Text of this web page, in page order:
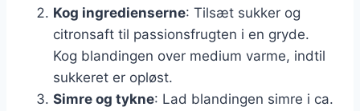
Kog ingredienserne: Tilsæt sukker og
citronsaft til passionsfrugten i en gryde.
Kog blandingen over medium varme, indtil
sukkeret er opløst.
Simre og tykne: Lad blandingen simre i ca.